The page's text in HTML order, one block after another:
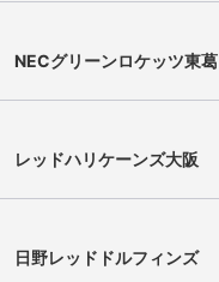
NECグリーンロケッツ東葛
レッドハリケーンズ大阪
日野レッドドルフィンズ